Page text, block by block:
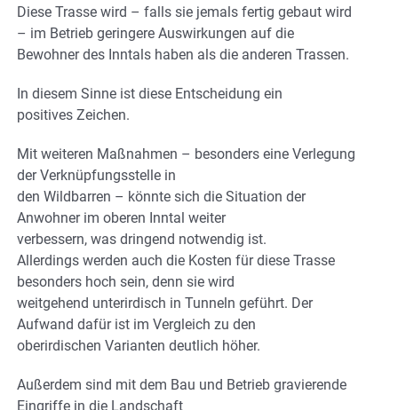
Diese Trasse wird – falls sie jemals fertig gebaut wird
– im Betrieb geringere Auswirkungen auf die
Bewohner des Inntals haben als die anderen Trassen.
In diesem Sinne ist diese Entscheidung ein
positives Zeichen.
Mit weiteren Maßnahmen – besonders eine Verlegung
der Verknüpfungsstelle in
den Wildbarren – könnte sich die Situation der
Anwohner im oberen Inntal weiter
verbessern, was dringend notwendig ist.
Allerdings werden auch die Kosten für diese Trasse
besonders hoch sein, denn sie wird
weitgehend unterirdisch in Tunneln geführt. Der
Aufwand dafür ist im Vergleich zu den
oberirdischen Varianten deutlich höher.
Außerdem sind mit dem Bau und Betrieb gravierende
Eingriffe in die Landschaft